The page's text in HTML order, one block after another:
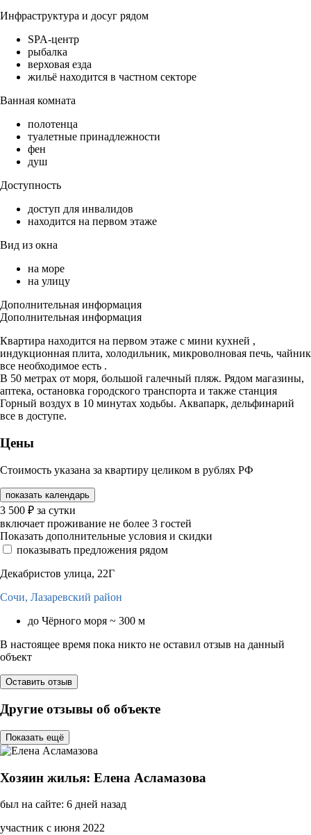
Инфраструктура и досуг рядом
SPA-центр
рыбалка
верховая езда
жильё находится в частном секторе
Ванная комната
полотенца
туалетные принадлежности
фен
душ
Доступность
доступ для инвалидов
находится на первом этаже
Вид из окна
на море
на улицу
Дополнительная информация
Дополнительная информация
Квартира находится на первом этаже с мини кухней ,
индукционная плита, холодильник, микроволновая печь, чайник
все необходимое есть .
В 50 метрах от моря, большой галечный пляж. Рядом магазины,
аптека, остановка городского транспорта и также станция
Горный воздух в 10 минутах ходьбы. Аквапарк, дельфинарий
все в доступе.
Цены
Стоимость указана за квартиру целиком в рублях РФ
показать календарь
3 500 ₽ за сутки
включает проживание не более 3 гостей
Показать дополнительные условия и скидки
показывать предложения рядом
Декабристов улица, 22Г
Сочи, Лазаревский район
до Чёрного моря ~ 300 м
В настоящее время пока никто не оставил отзыв на данный
объект
Оставить отзыв
Другие отзывы об объекте
Показать ещё
Хозяин жилья: Елена Асламазова
был на сайте: 6 дней назад
участник с июня 2022